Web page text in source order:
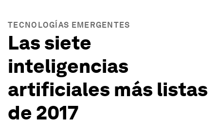
TECNOLOGÍAS EMERGENTES
Las siete
inteligencias
artificiales más listas
de 2017